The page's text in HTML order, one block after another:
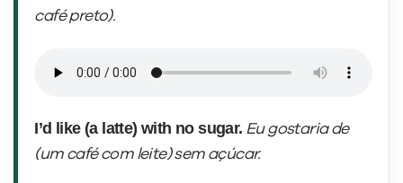
café preto).
I’d like (a latte) with no sugar. Eu gostaria de
(um café com leite) sem açúcar.